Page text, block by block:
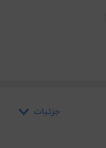
جزئیات